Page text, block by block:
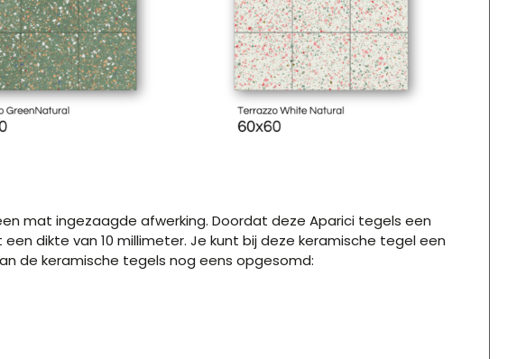
mat ingezaagde afwerking. Doordat deze Aparici tegels een
dikte van 10 millimeter. Je kunt bij deze keramische tegel een
de keramische tegels nog eens opgesomd: